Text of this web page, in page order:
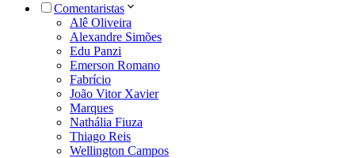
Comentaristas
Alê Oliveira
Alexandre Simões
Edu Panzi
Emerson Romano
Fabrício
João Vitor Xavier
Marques
Nathália Fiuza
Thiago Reis
Wellington Campos